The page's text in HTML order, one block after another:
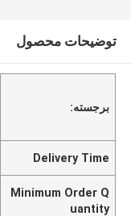
توضیحات محصول
برجسته:
Delivery Time
Minimum Order Q
uantity